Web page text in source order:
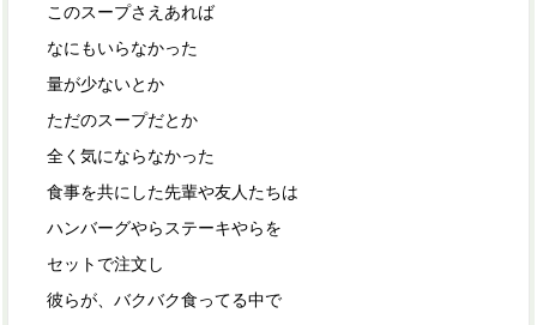
このスープさえあれば
なにもいらなかった
量が少ないとか
ただのスープだとか
全く気にならなかった
食事を共にした先輩や友人たちは
ハンバーグやらステーキやらを
セットで注文し
彼らが、バクバク食ってる中で